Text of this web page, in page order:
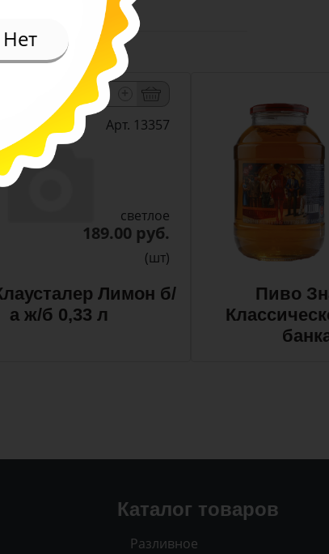
Арт. 13357
светлое
189.00 руб.
(шт)
Лимон б/
а ж/б 0,33 л
Пиво
Каталог товаров
Разливное
Нет